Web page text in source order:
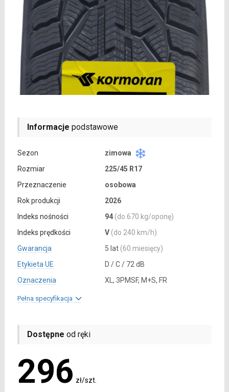
Informacje podstawowe
Sezon
zimowa
Rozmiar
225/45 R17
Przeznaczenie
osobowa
Rok produkcji
2026
Indeks nośności
94 (do 670 kg/oponę)
Indeks prędkości
V (do 240 km/h)
Gwarancja
5 lat (60 miesięcy)
Etykieta UE
D / C / 72 dB
Oznaczenia
XL, 3PMSF, M+S, FR
Pełna specyfikacja
Dostępne od ręki
296 zł/szt.